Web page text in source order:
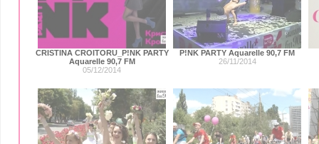
CRISTINA CROITORU_P!NK PARTY
Aquarelle 90,7 FM
05/12/2014
P!NK PARTY Aquarelle 90,7 FM
26/11/2014